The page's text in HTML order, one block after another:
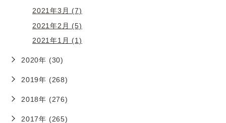
2021年3月 (7)
2021年2月 (5)
2021年1月 (1)
2020年 (30)
2019年 (268)
2018年 (276)
2017年 (265)